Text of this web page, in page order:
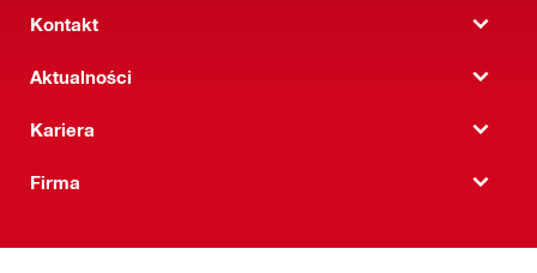
Kontakt
Aktualności
Kariera
Firma